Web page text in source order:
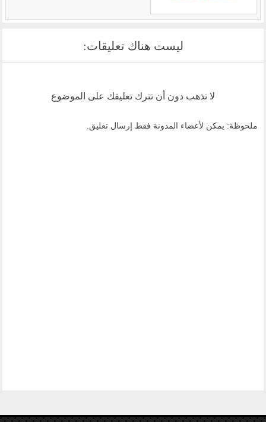
ليست هناك تعليقات:
لا تذهب دون أن تترك تعليقك على الموضوع
ملحوظة: يمكن لأعضاء المدونة فقط إرسال تعليق.